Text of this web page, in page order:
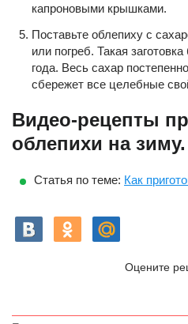
капроновыми крышками.
Поставьте облепиху с
или погреб. Такая
года. Весь сахар
сбережет все целебные
Видео-рецепты
облепихи на зиму.
Статья по теме: Как
Оцените